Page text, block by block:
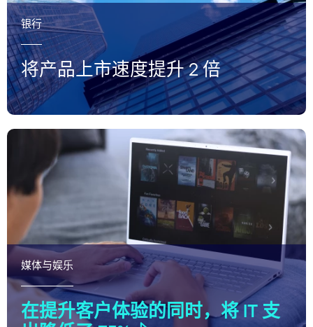
银行
将产品上市速度提升 2 倍
媒体与娱乐
在提升客户体验的同时，将 IT 支